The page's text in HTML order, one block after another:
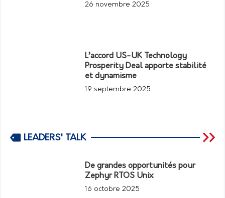
26 novembre 2025
L’accord US-UK Technology
Prosperity Deal apporte stabilité
et dynamisme
19 septembre 2025
LEADERS' TALK
De grandes opportunités pour
Zephyr RTOS Unix
16 octobre 2025